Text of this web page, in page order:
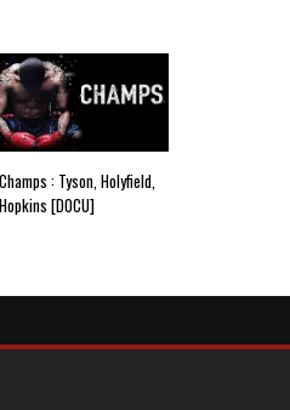
Champs : Tyson, Holyfield,
Hopkins [DOCU]